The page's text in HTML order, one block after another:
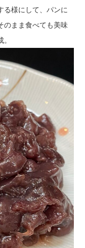
る様にして、パンに
のまま食べても美味